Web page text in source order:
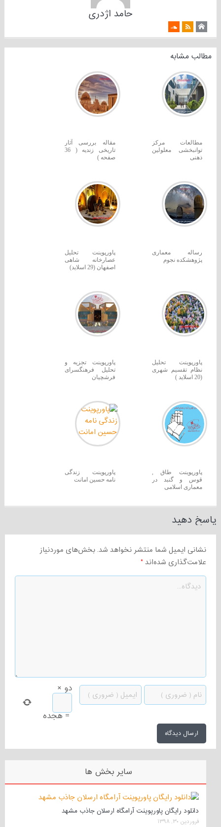
حامد اژدری
مطالب مشابه
مطالعات مرکز
توانبخشی معلولین
ذهنی
مقاله بررسی آثار
تاریخی زندیه ( 36
صفحه )
رساله معماری
پژوهشکده نجوم
پاورپوینت تحلیل
عصارخانه شاهی
اصفهان (29 اسلاید)
پاورپوینت تحلیل
نظام تقسیم شهری
(20 اسلاید )
پاورپوینت تجزیه و
تحلیل فرهنگسرای
فرشچیان
پاورپوینت طاق ,
قوس و گنبد در
معماری اسلامی
پاورپوینت زندگی
نامه حسین امانت
پاسخ دهید
نشانی ایمیل شما منتشر نخواهد شد.بخش‌های موردنیاز
علامت‌گذاری شده‌اند *
دو ×
=هجده
سایر بخش ها
دانلود رایگان پاورپوینت آرامگاه ارسلان جاذب مشهد
فروردین ۳۰, ۱۳۹۸